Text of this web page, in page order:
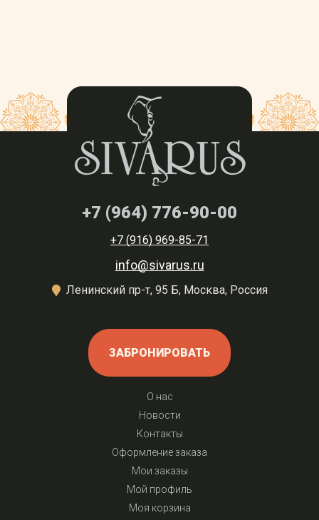
+7 (964) 776-90-00
+7 (916) 969-85-71
info@sivarus.ru
Ленинский пр-т, 95 Б, Москва, Россия
ЗАБРОНИРОВАТЬ
О нас
Новости
Контакты
Оформление заказа
Мои заказы
Мой профиль
Моя корзина